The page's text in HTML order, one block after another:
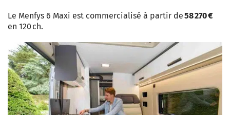
Le Menfys 6 Maxi est commercialisé à partir de58 270 €
en 120 ch.